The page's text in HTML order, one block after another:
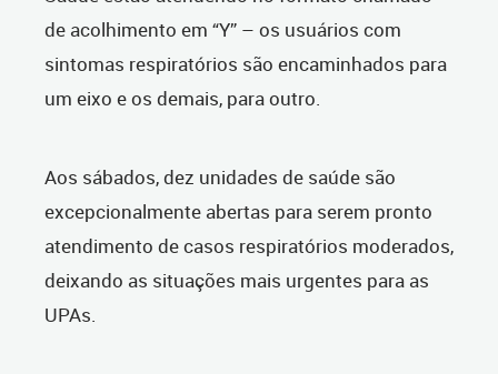
de acolhimento em “Y” – os usuários com
sintomas respiratórios são encaminhados para
um eixo e os demais, para outro.
Aos sábados, dez unidades de saúde são
excepcionalmente abertas para serem pronto
atendimento de casos respiratórios moderados,
deixando as situações mais urgentes para as
UPAs.